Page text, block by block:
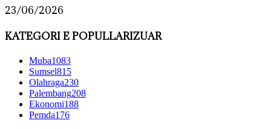
23/06/2026
KATEGORI E POPULLARIZUAR
Muba1083
Sumsel815
Olahraga230
Palembang208
Ekonomi188
Pemda176